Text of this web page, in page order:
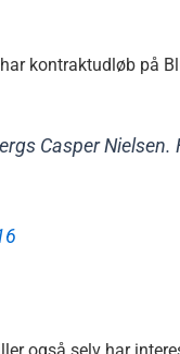
kontraktudløb på
Casper
også selv har